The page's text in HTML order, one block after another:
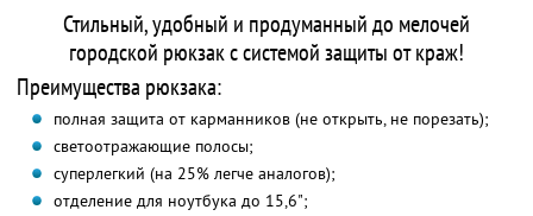
Стильный, удобный и продуманный до мелочей
городской рюкзак c системой защиты от краж!
Преимущества рюкзака:
полная защита от карманников (не открыть, не порезать);
светоотражающие полосы;
суперлегкий (на 25% легче аналогов);
отделение для ноутбука до 15,6";